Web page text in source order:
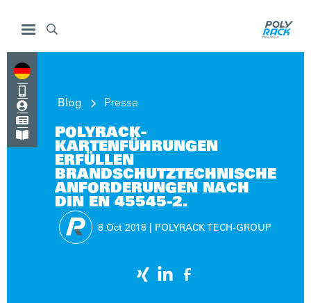




Blog Presse
POLYRACK-
KARTENFÜHRUNGEN
ERFÜLLEN
BRANDSCHUTZTECHNISCHE
ANFORDERUNGEN NACH
DIN EN 45545-2.
8 Oct 2018 POLYRACK TECH-GROUP